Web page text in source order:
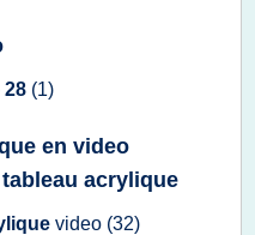
28 (1)
en video
acrylique
video (32)